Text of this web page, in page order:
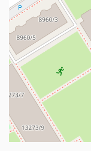
• úhrada správnych
• profesionálne
• služby finančného
hypotekárny úver
Byt je kúpou voľný.
Viac informácií Vám
676 888 alebo e-